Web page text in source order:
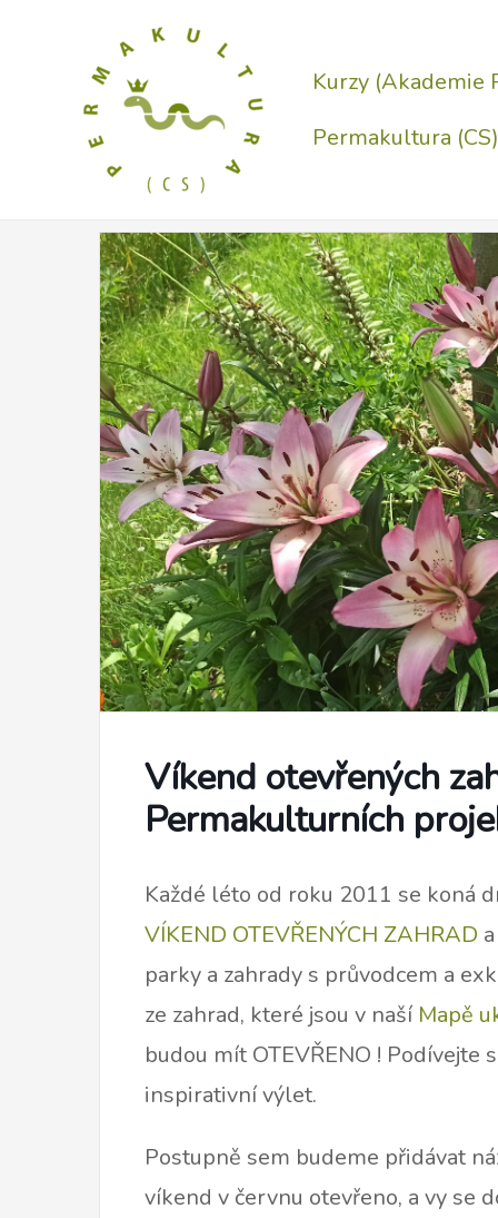
Kurzy (Akademie
Permakultura (CS)
Víkend otevřených
Permakulturních
Každé léto od roku 2011 se koná
VÍKEND OTEVŘENÝCH ZAHRAD
parky a zahrady s průvodcem a
ze zahrad, které jsou v naší Mapě
budou mít OTEVŘENO ! Podívejte
inspirativní výlet.
Postupně sem budeme přidávat
víkend v červnu otevřeno, a vy se